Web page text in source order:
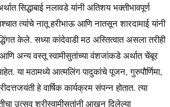
सिद्धाबाई नलावडे यांनी अतिशय भक्तीभावपूर्ण
त्यांचे नातू हरीभाऊ आणि नातसून शारदामाई यांनी
केले. सध्या कांदेवाडी मठ अस्तित्वात असला तरीही
आणि अन्य वस्तू स्वामीसुतांच्या वंशजांकडे अर्थात चेंबूर
या मठामध्ये आत्मलिंग पादुकांचे पूजन, गुरुपौर्णिमा,
हे वार्षिक कार्यक्रम संपन्न होतात. त्या
उत्सव श्रीस्वामीसुतांनी आखून दिलेल्या